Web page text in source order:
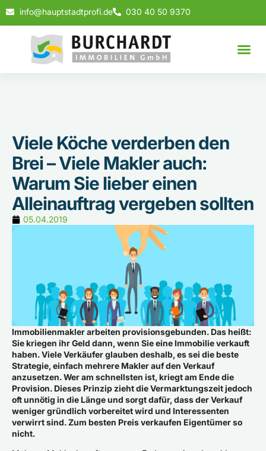
info@hauptstadtprofi.de 030 40 50 9370
Viele Köche verderben den
Brei – Viele Makler auch:
Warum Sie lieber einen
Alleinauftrag vergeben sollten
05.04.2019
Immobilienmakler arbeiten provisionsgebunden. Das heißt:
Sie kriegen ihr Geld dann, wenn Sie eine Immobilie verkauft
haben. Viele Verkäufer glauben deshalb, es sei die beste
Strategie, einfach mehrere Makler auf den Verkauf
anzusetzen. Wer am schnellsten ist, kriegt am Ende die
Provision. Dieses Prinzip zieht die Vermarktungszeit jedoch
oft unnötig in die Länge und sorgt dafür, dass der Verkauf
weniger gründlich vorbereitet wird und Interessenten
verwirrt sind. Zum besten Preis verkaufen Eigentümer so
nicht.